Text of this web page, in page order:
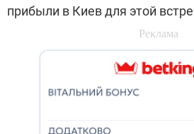
прибыли в Киев для этой